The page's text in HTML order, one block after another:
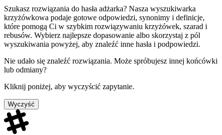
Szukasz rozwiązania do hasła adżarka? Nasza wyszukiwarka
krzyżówkowa podaje gotowe odpowiedzi, synonimy i definicje,
które pomogą Ci w szybkim rozwiązywaniu krzyżówek, szarad i
rebusów. Wybierz najlepsze dopasowanie albo skorzystaj z pól
wyszukiwania powyżej, aby znaleźć inne hasła i podpowiedzi.
Nie udało się znaleźć rozwiązania. Może spróbujesz innej końcówki
lub odmiany?
Kliknij poniżej, aby wyczyścić zapytanie.
Wyczyść